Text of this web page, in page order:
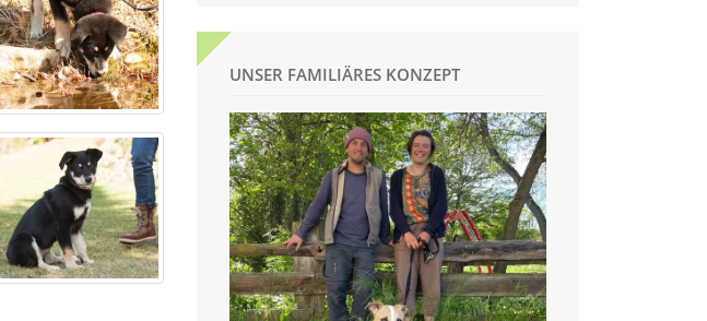
UNSER FAMILIÄRES KONZEPT